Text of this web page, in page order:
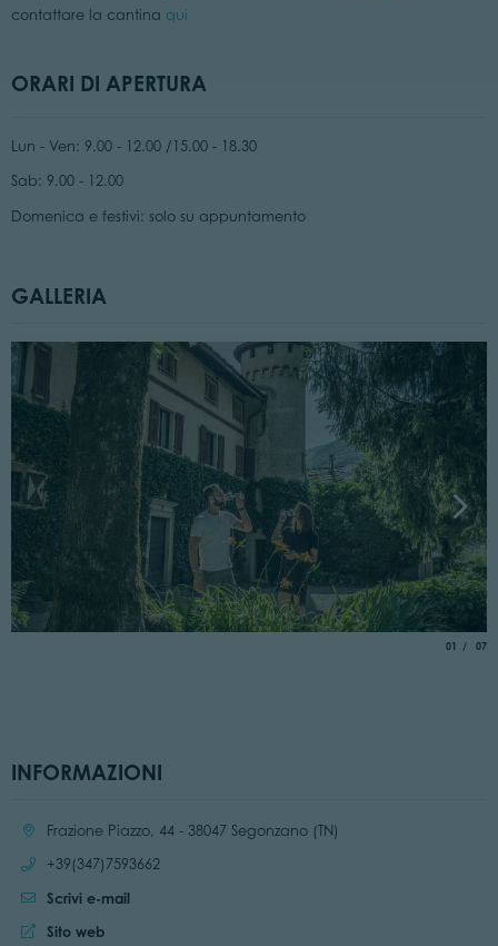
contattare la cantina qui
ORARI DI APERTURA
Lun - Ven: 9.00 - 12.00 /15.00 - 18.30
Sab: 9.00 - 12.00
Domenica e festivi: solo su appuntamento
GALLERIA
01 di
07
INFORMAZIONI
Località:Frazione Piazzo, 44 - 38047 Segonzano (TN)
Chiama:
+39(347)7593662
Scrivi e-mail
Sito web:
Sito web